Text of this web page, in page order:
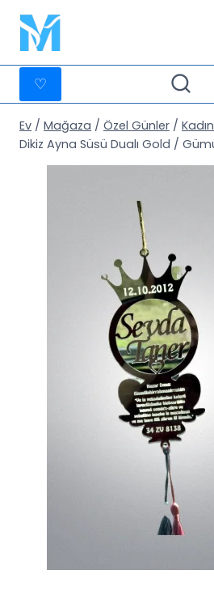
İçeriğe
geç
♡
Ev / Mağaza / Özel Günler /
Dikiz Ayna Süsü Dualı Gold /